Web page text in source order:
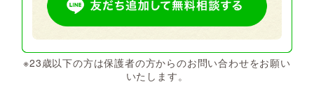
※23歳以下の方は保護者の方からのお問い合わせをお願い
いたします。